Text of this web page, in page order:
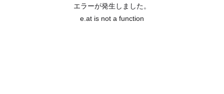
エラーが発生しました。
e.at is not a function